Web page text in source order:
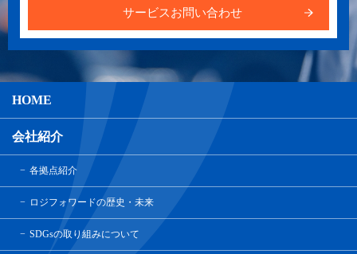
サービスお問い合わせ
HOME
会社紹介
各拠点紹介
ロジフォワードの歴史・未来
SDGsの取り組みについて